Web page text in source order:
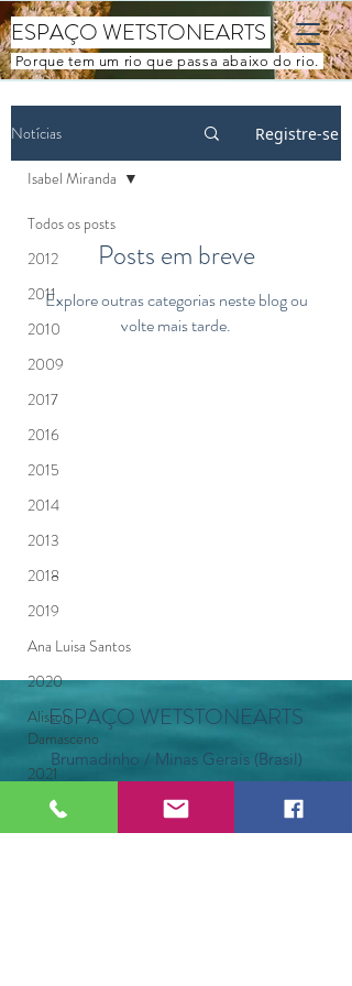
ESPAÇO WETSTONEARTS
Porque tem um rio que passa abaixo do rio.
Notícias Registre-se
Todos os posts
2012
2011
2010
2009
2017
2016
2015
2014
2013
2018
2019
Ana Luisa Santos
2020
Alisson
Damasceno
2021
Anahí Poty
Isabel Miranda
Posts em breve
Explore outras categorias neste blog ou
volte mais tarde.
ESPAÇO WETSTONEARTS
Brumadinho / Minas Gerais (Brasil)
©2021 por Espaço WetStoneArts.